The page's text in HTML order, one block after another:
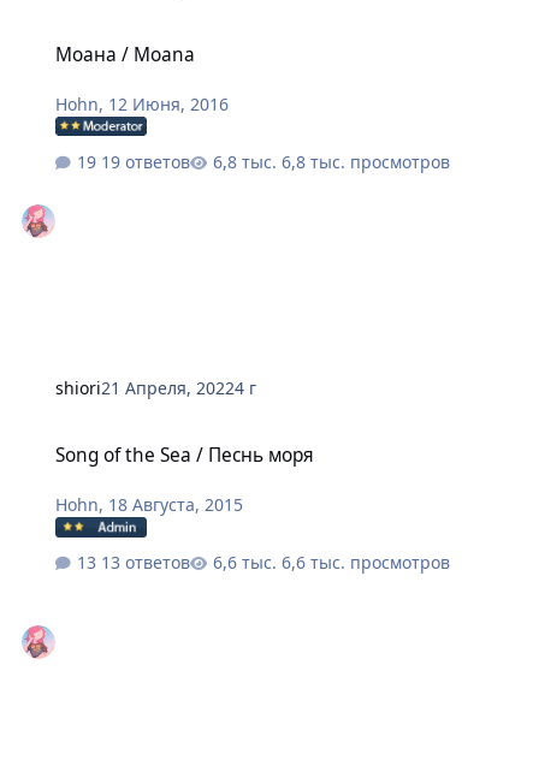
Моана / Moana
Hohn, 12 Июня, 2016
19 ответов 6,8 тыс. просмотров
shiоri21 Апреля, 20224 г
Song of the Sea / Песнь моря
Hohn, 18 Августа, 2015
13 ответов 6,6 тыс. просмотров